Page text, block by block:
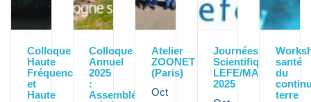
Colloque
Haute
Fréquence
et
Haute
Colloque
Annuel
2025
:
Assemblée
Atelier
ZOONET
(Paris)
Oct
Journées
Scientifiques
LEFE/MANU
2025
santé
du
terre